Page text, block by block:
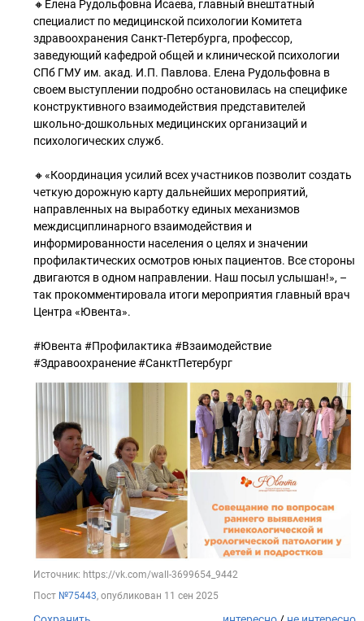
🔸Елена Рудольфовна Исаева, главный внештатный
специалист по медицинской психологии Комитета
здравоохранения Санкт-Петербурга, профессор,
заведующий кафедрой общей и клинической психологии
СПб ГМУ им. акад. И.П. Павлова. Елена Рудольфовна в
своем выступлении подробно остановилась на специфике
конструктивного взаимодействия представителей
школьно-дошкольных медицинских организаций и
психологических служб.
🔸«Координация усилий всех участников позволит создать
четкую дорожную карту дальнейших мероприятий,
направленных на выработку единых механизмов
междисциплинарного взаимодействия и
информированности населения о целях и значении
профилактических осмотров юных пациентов. Все стороны
двигаются в одном направлении. Наш посыл услышан!», –
так прокомментировала итоги мероприятия главный врач
Центра «Ювента».
#Ювента #Профилактика #Взаимодействие
#Здравоохранение #СанктПетербург
Источник: https://vk.com/wall-3699654_9442
Пост №75443, опубликован 11 сен 2025